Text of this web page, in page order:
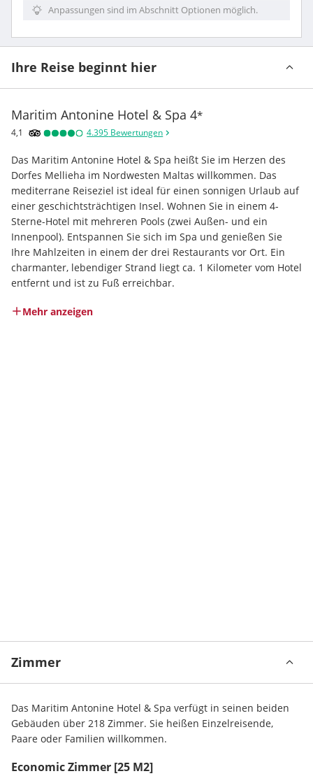
Anpassungen sind im Abschnitt Optionen möglich.
Ihre Reise beginnt hier
Maritim Antonine Hotel & Spa 4*
4,1 4.395 Bewertungen
Das Maritim Antonine Hotel & Spa heißt Sie im Herzen des
Dorfes Mellieha im Nordwesten Maltas willkommen. Das
mediterrane Reiseziel ist ideal für einen sonnigen Urlaub auf
einer geschichtsträchtigen Insel. Wohnen Sie in einem 4-
Sterne-Hotel mit mehreren Pools (zwei Außen- und ein
Innenpool). Entspannen Sie sich im Spa und genießen Sie
Ihre Mahlzeiten in einem der drei Restaurants vor Ort. Ein
charmanter, lebendiger Strand liegt ca. 1 Kilometer vom Hotel
entfernt und ist zu Fuß erreichbar.
Mehr anzeigen
Zimmer
Das Maritim Antonine Hotel & Spa verfügt in seinen beiden
Gebäuden über 218 Zimmer. Sie heißen Einzelreisende,
Paare oder Familien willkommen.
Economic Zimmer [25 M2]